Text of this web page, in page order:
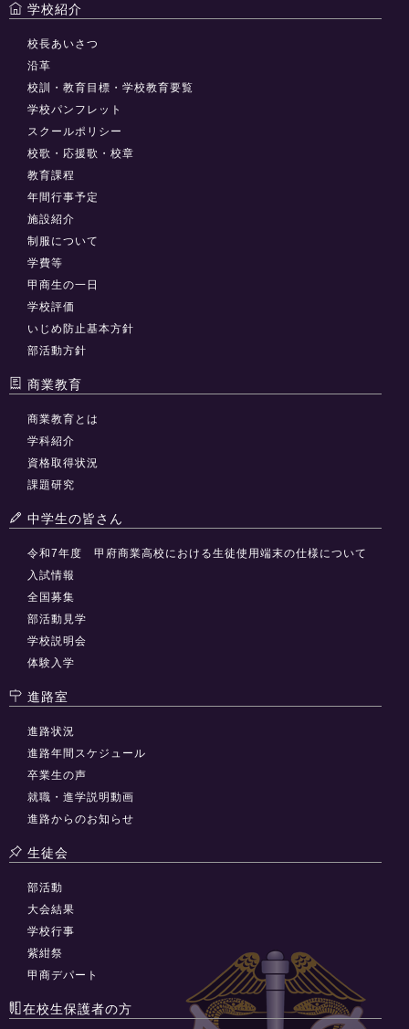
学校紹介
校長あいさつ
沿革
校訓・教育目標・学校教育要覧
学校パンフレット
スクールポリシー
校歌・応援歌・校章
教育課程
年間行事予定
施設紹介
制服について
学費等
甲商生の一日
学校評価
いじめ防止基本方針
部活動方針
商業教育
商業教育とは
学科紹介
資格取得状況
課題研究
中学生の皆さん
令和7年度 甲府商業高校における生徒使用端末の仕様について
入試情報
全国募集
部活動見学
学校説明会
体験入学
進路室
進路状況
進路年間スケジュール
卒業生の声
就職・進学説明動画
進路からのお知らせ
生徒会
部活動
大会結果
学校行事
紫紺祭
甲商デパート
在校生保護者の方